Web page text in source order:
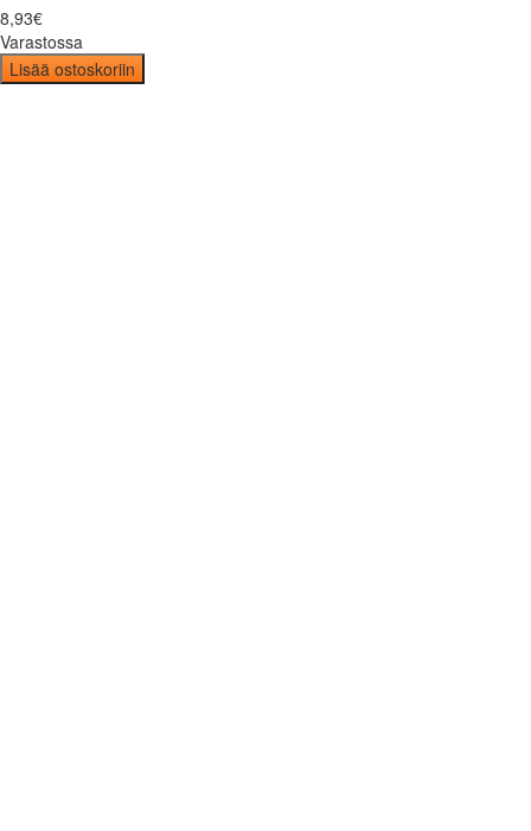
8,93€
Varastossa
Lisää ostoskoriin